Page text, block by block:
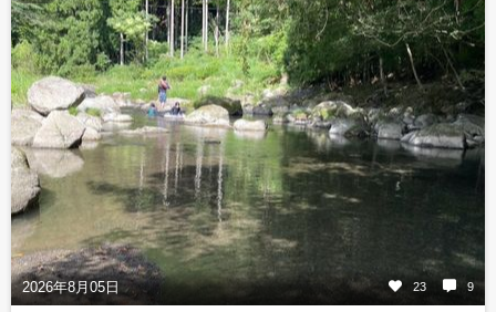
2026年8月05日 23 9